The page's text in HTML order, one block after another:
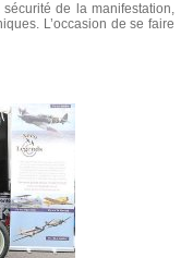
de la manifestation,
L’occasion de se faire